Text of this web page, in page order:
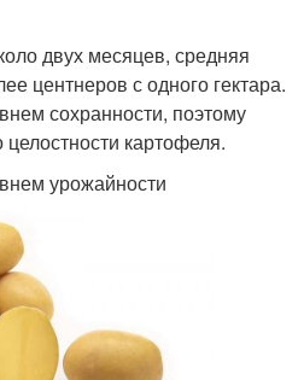
двух месяцев, средняя
центнеров с одного гектара.
сохранности, поэтому
картофеля.
урожайности